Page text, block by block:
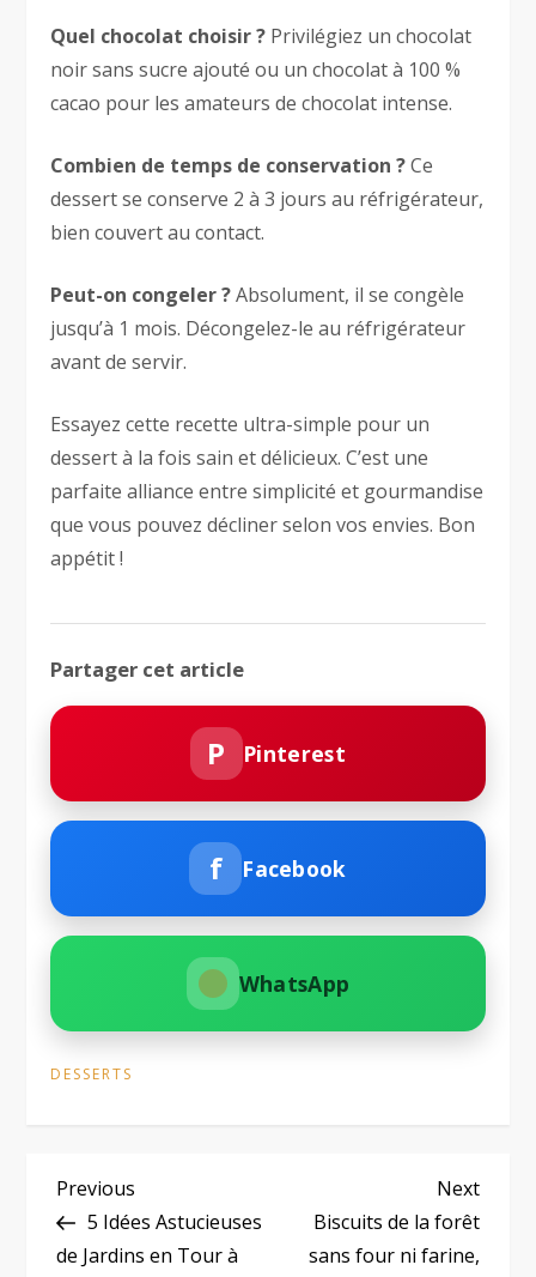
Quel chocolat choisir ? Privilégiez un chocolat
noir sans sucre ajouté ou un chocolat à 100 %
cacao pour les amateurs de chocolat intense.
Combien de temps de conservation ?Ce
dessert se conserve 2 à 3 jours au réfrigérateur,
bien couvert au contact.
Peut-on congeler ?Absolument, il se congèle
jusqu’à 1 mois. Décongelez-le au réfrigérateur
avant de servir.
Essayez cette recette ultra-simple pour un
dessert à la fois sain et délicieux. C’est une
parfaite alliance entre simplicité et gourmandise
que vous pouvez décliner selon vos envies. Bon
appétit !
Partager cet article
P Pinterest
f Facebook
WhatsApp
DESSERTS
N
a
Previous
Post
Previous
5 Idées Astucieuses
de Jardins en Tour à
Next
Post
Next
Biscuits de la forêt
sans four ni farine,